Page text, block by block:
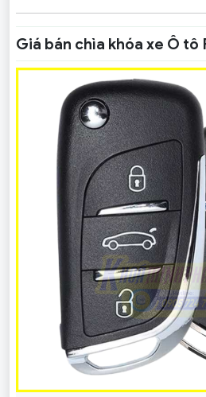
Giá bán chìa khóa xe Ô tô